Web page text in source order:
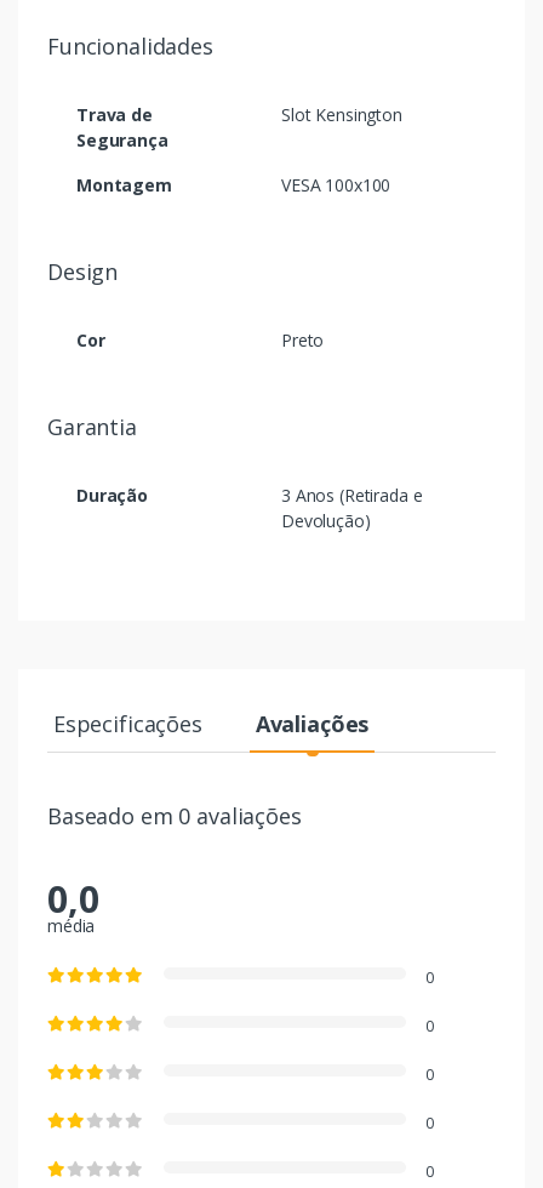
Funcionalidades
Trava de
Segurança
Slot Kensington
Montagem VESA 100x100
Design
Cor Preto
Garantia
Duração
3 Anos (Retirada e
Devolução)
Especificações Avaliações
Baseado em 0 avaliações
0,0
média
0
0
0
0
0